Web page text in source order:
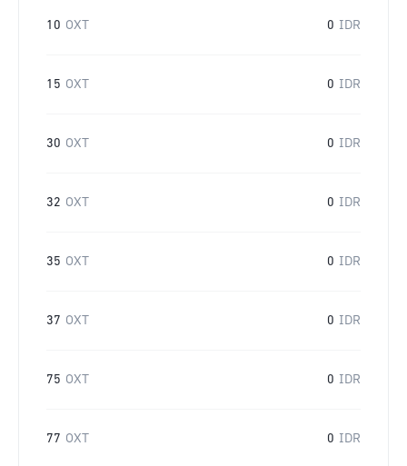
10 OXT 0 IDR
15 OXT 0 IDR
30 OXT 0 IDR
32 OXT 0 IDR
35 OXT 0 IDR
37 OXT 0 IDR
75 OXT 0 IDR
77 OXT 0 IDR